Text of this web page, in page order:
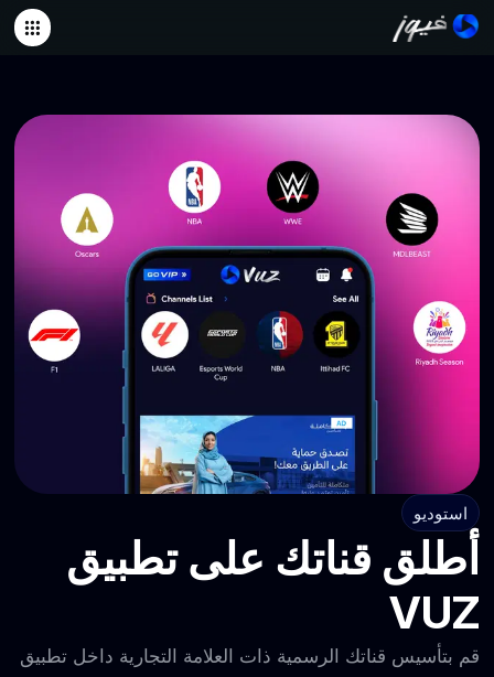
استوديو
أطلق قناتك على تطبيق
VUZ
قم بتأسيس قناتك الرسمية ذات العلامة التجارية داخل تطبيق